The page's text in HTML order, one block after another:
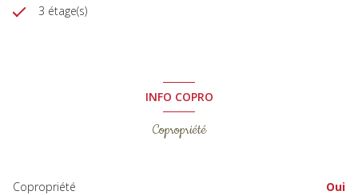
3 étage(s)
INFO COPRO
Copropriété
Copropriété Oui